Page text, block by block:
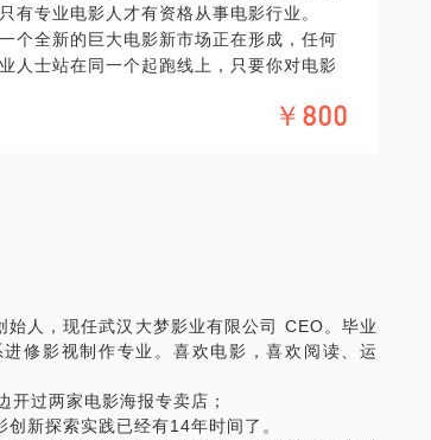
有专业电影人才有资格从事电影行业。
个全新的巨大电影新市场正在形成，任何
人士站在同一个起跑线上，只要你对电影
多部（每天观影一部差不多需持续十
￥800
人，现任武汉大梦影业有限公司 CEO。毕业
修影视制作专业。喜欢电影，喜欢阅读、运
开过两家电影海报专卖店；
创新探索实践已经有14年时间了。